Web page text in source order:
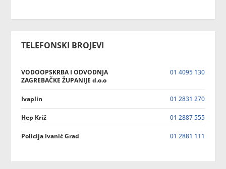
TELEFONSKI BROJEVI
VODOOPSKRBA I ODVODNJA
ZAGREBAČKE ŽUPANIJE d.o.o
01 4095 130
Ivaplin 01 2831 270
Hep Križ 01 2887 555
Policija Ivanić Grad 01 2881 111